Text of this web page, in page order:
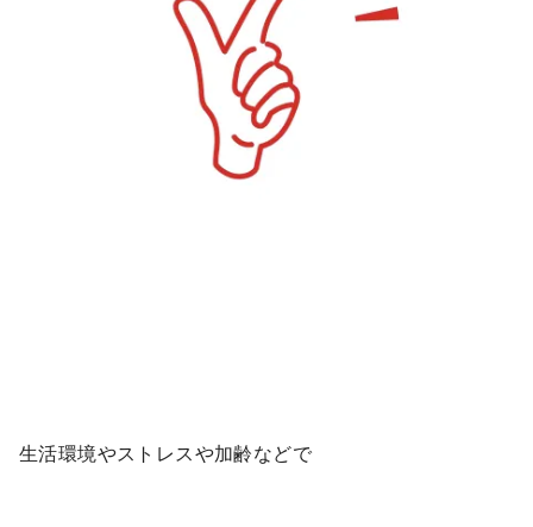
生活環境やストレスや加齢などで